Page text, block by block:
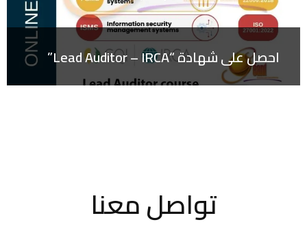
احصل على شهادة “Lead Auditor – IRCA”
تواصل معنا